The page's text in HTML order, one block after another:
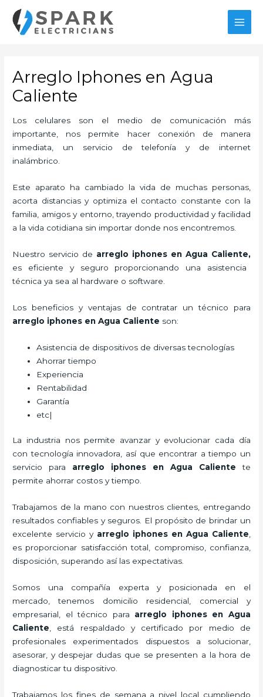
contenido
Arreglo Iphones en Agua
Caliente
Los celulares son el medio de comunicación más
importante, nos permite hacer conexión de manera
inmediata, un servicio de telefonía y de internet
inalámbrico.
Este aparato ha cambiado la vida de muchas personas,
acorta distancias y optimiza el contacto constante con la
familia, amigos y entorno, trayendo productividad y facilidad
a la vida cotidiana sin importar donde nos encontremos.
Nuestro servicio de arreglo iphones en Agua Caliente,
es eficiente y seguro proporcionando una asistencia
técnica ya sea al hardware o software.
Los beneficios y ventajas de contratar un técnico para
arreglo iphones en Agua Caliente son:
Asistencia de dispositivos de diversas tecnologías
Ahorrar tiempo
Experiencia
Rentabilidad
Garantía
etc|
La industria nos permite avanzar y evolucionar cada día
con tecnología innovadora, así que encontrar a tiempo un
servicio para arreglo iphones en Agua Caliente te
permite ahorrar costos y tiempo.
Trabajamos de la mano con nuestros clientes, entregando
resultados confiables y seguros. El propósito de brindar un
excelente servicio y arreglo iphones en Agua Caliente
es proporcionar satisfacción total, compromiso, confianza,
disposición, superando así las expectativas.
Somos una compañía experta y posicionada en el
mercado, tenemos domicilio residencial, comercial y
empresarial, el técnico para arreglo iphonesen Agua
Caliente , está respaldado y certificado por medio de
profesionales experimentados dispuestos a solucionar,
asesorar, y despejar dudas que se presenten a la hora de
diagnosticar tu dispositivo.
Trabajamos los fines de semana a nivel local cumpliendo